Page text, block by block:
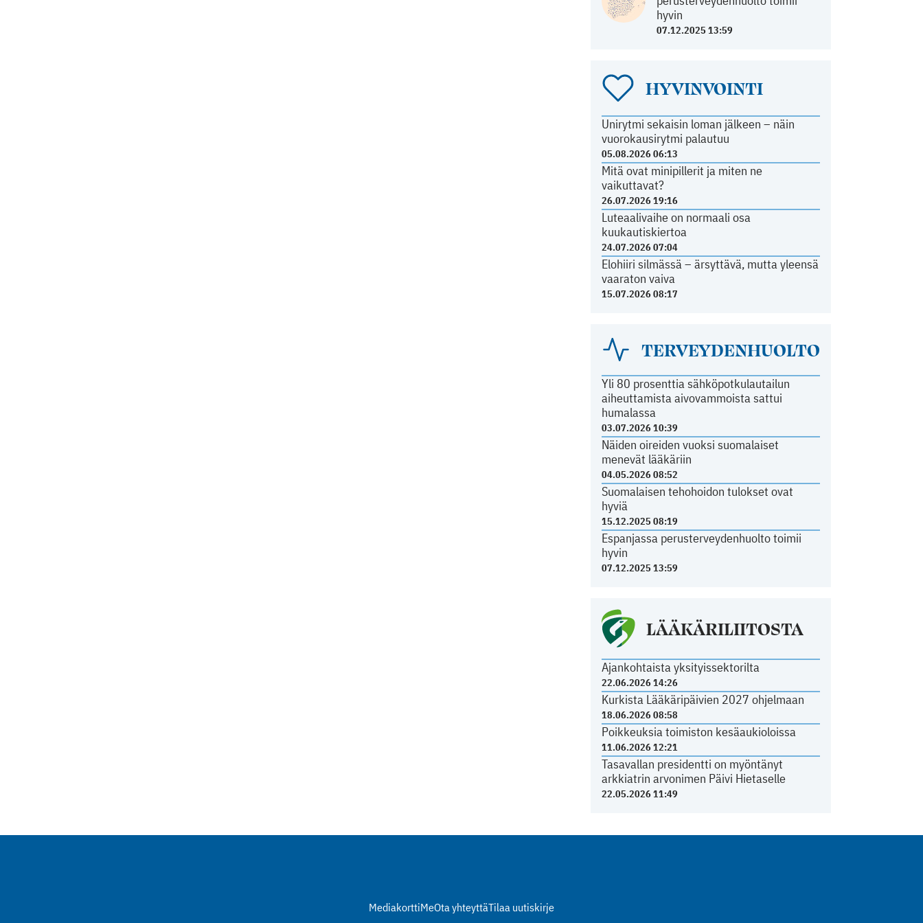
hyvin
07.12.2025 13:59
HYVINVOINTI
Unirytmi sekaisin loman jälkeen – näin
vuorokausirytmi palautuu
05.08.2026 06:13
Mitä ovat minipillerit ja miten ne
vaikuttavat?
26.07.2026 19:16
Luteaalivaihe on normaali osa
kuukautiskiertoa
24.07.2026 07:04
Elohiiri silmässä – ärsyttävä, mutta yleensä
vaaraton vaiva
15.07.2026 08:17
TERVEYDENHUOLTO
Yli 80 prosenttia sähköpotkulautailun
aiheuttamista aivovammoista sattui
humalassa
03.07.2026 10:39
Näiden oireiden vuoksi suomalaiset
menevät lääkäriin
04.05.2026 08:52
Suomalaisen tehohoidon tulokset ovat
hyviä
15.12.2025 08:19
Espanjassa perusterveydenhuolto toimii
hyvin
07.12.2025 13:59
LÄÄKÄRILIITOSTA
Ajankohtaista yksityissektorilta
22.06.2026 14:26
Kurkista Lääkäripäivien 2027 ohjelmaan
18.06.2026 08:58
Poikkeuksia toimiston kesäaukioloissa
11.06.2026 12:21
Tasavallan presidentti on myöntänyt
arkkiatrin arvonimen Päivi Hietaselle
22.05.2026 11:49
MediakorttiMeOta yhteyttäTilaa uutiskirje